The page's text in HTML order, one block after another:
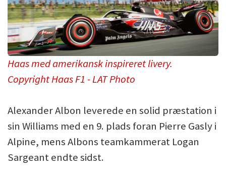
Haas med amerikansk inspireret livery.
Copyright Haas F1 - LAT Photo
Alexander Albon leverede en solid præstation i
sin Williams med en 9. plads foran Pierre Gasly i
Alpine, mens Albons teamkammerat Logan
Sargeant endte sidst.